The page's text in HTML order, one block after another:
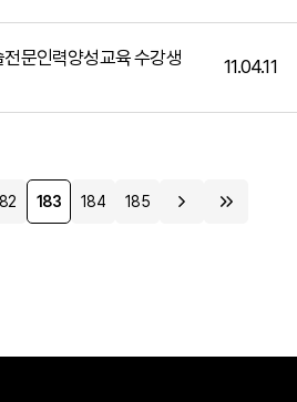
문인력양성교육 수강생
11.04.11
183 184 185